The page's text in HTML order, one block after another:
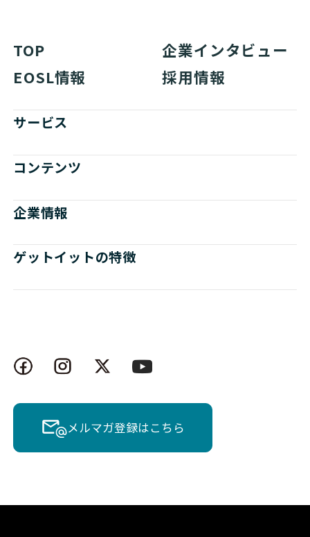
TOP
企業インタビュー
EOSL情報
採用情報
サービス
コンテンツ
企業情報
ゲットイットの特徴
メルマガ登録はこちら